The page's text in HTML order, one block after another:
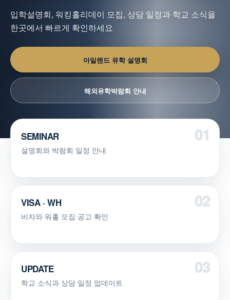
입학설명회, 워킹홀리데이 모집, 상담 일정과 학교 소식을
한곳에서 빠르게 확인하세요
아일랜드 유학 설명회
해외유학박람회 안내
SEMINAR
설명회와 박람회 일정 안내
VISA · WH
비자와 워홀 모집 공고 확인
UPDATE
학교 소식과 상담 일정 업데이트